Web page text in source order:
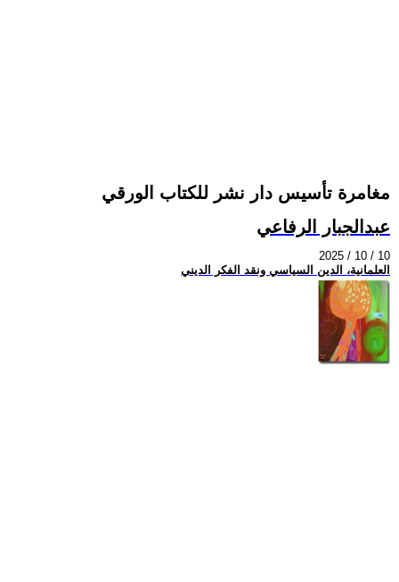
مغامرة تأسيس دار نشر للكتاب الورقي
عبدالجبار الرفاعي
2025 / 10 / 10
العلمانية، الدين السياسي ونقد الفكر الديني